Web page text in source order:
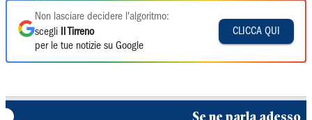
Non lasciare decidere l'algoritmo:
scegli
Il Tirreno
per le tue notizie su Google
CLICCA QUI
Se ne parla adesso